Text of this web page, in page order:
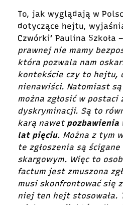
To, jak wyglądają w
dotyczące hejtu,
Czwórki’ Paulina Szkoła –
prawnej nie mamy
która pozwala nam
kontekście czy to hejtu,
nienawiści. Natomiast
można zgłosić w postaci
dyskryminacji. Są to
karą nawet pozbawienia
lat pięciu. Można z tym
te zgłoszenia są
skargowym. Więc to
factum jest zmuszona
musi skonfrontować się
niej ten hejt stosowała.